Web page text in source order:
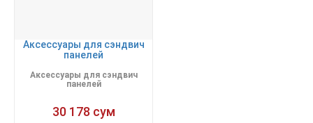
Аксессуары для сэндвич
панелей
Аксессуары для сэндвич
панелей
30 178 сум